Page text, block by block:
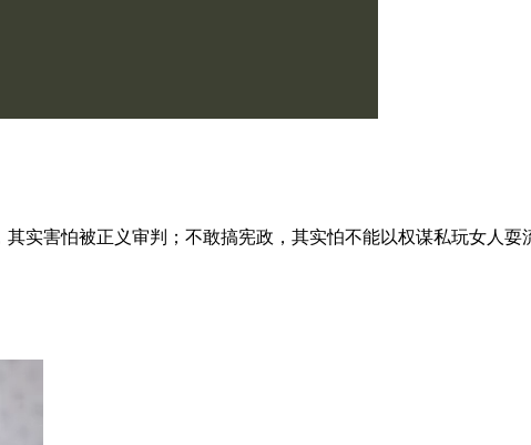
实害怕被正义审判；不敢搞宪政，其实怕不能以权谋私玩女人耍